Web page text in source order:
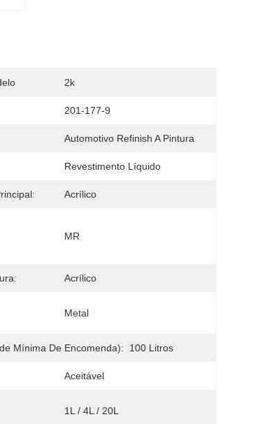
2k
201-177-9
Automotivo Refinish A Pintura
Revestimento Líquido
Acrílico
MR
Acrílico
Metal
Mínima De Encomenda): 100 Litros
Aceitável
1L / 4L / 20L